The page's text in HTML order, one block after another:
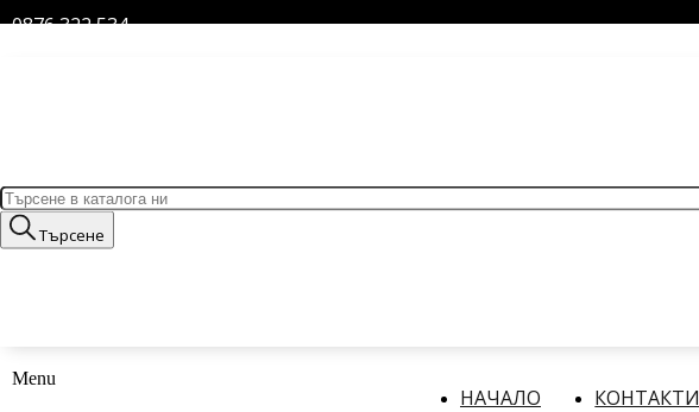
0876 322 534
Търсене
Menu
НАЧАЛО КОНТАКТИ